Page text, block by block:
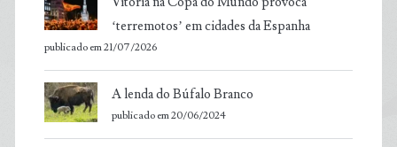
‘terremotos’ em cidades da Espanha
publicado em 21/07/2026
A lenda do Búfalo Branco
publicado em 20/06/2024